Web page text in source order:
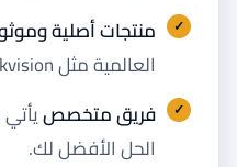
منتجات أصلية
العالمية مثل Hikvision و Dahua و Axis.
فريق متخصص
الحل الأفضل لك.